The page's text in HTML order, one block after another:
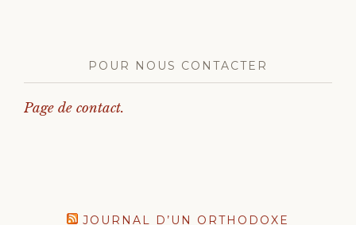
POUR NOUS CONTACTER
Page de contact.
JOURNAL D’UN ORTHODOXE